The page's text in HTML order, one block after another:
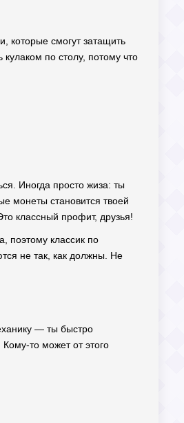
которые смогут затащить
по столу, потому что
Иногда просто жиза: ты
монеты становится твоей
классный профит, друзья!
поэтому классик по
не так, как должны. Не
— ты быстро
то может от этого